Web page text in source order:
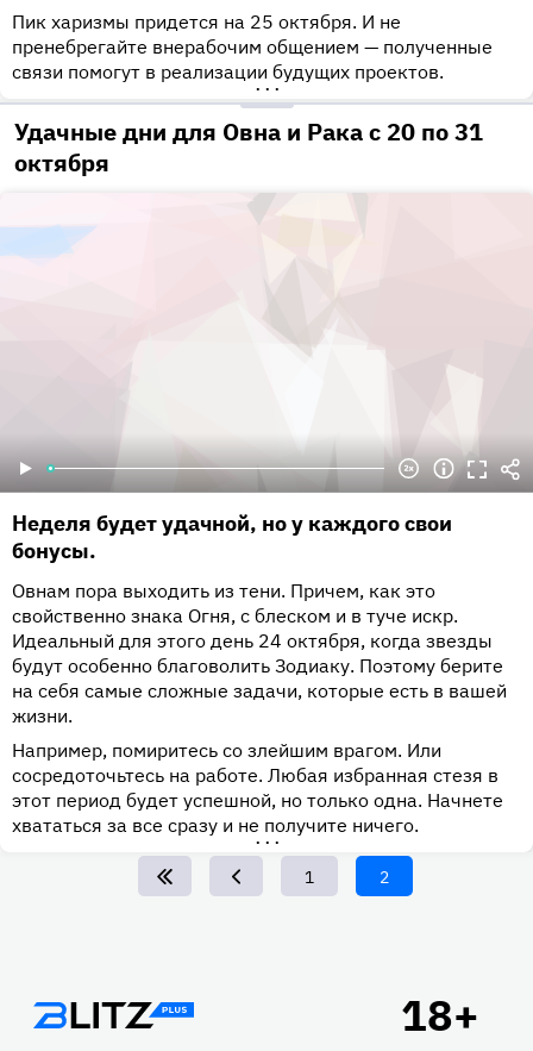
Пик харизмы придется на 25 октября. И не
пренебрегайте внерабочим общением — полученные
связи помогут в реализации будущих проектов.
•••
Удачные дни для Овна и Рака с 20 по 31
октября
Неделя будет удачной, но у каждого свои
бонусы.
Овнам пора выходить из тени. Причем, как это
свойственно знака Огня, с блеском и в туче искр.
Идеальный для этого день 24 октября, когда звезды
будут особенно благоволить Зодиаку. Поэтому берите
на себя самые сложные задачи, которые есть в вашей
жизни.
Например, помиритесь со злейшим врагом. Или
сосредоточьтесь на работе. Любая избранная стезя в
этот период будет успешной, но только одна. Начнете
хвататься за все сразу и не получите ничего.
•••
Page
1 Текущая
страница
2
Подвал